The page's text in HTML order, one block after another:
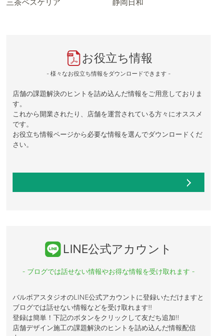
三茶ペスケリア 静岡日和
お役立ち情報
- 様々なお役立ち情報をダウンロードできます -
店舗の課題解決のヒントを詰め込んだ情報をご用意しておりま
す。
これから開業されたり、店舗を運営されている方々にオススメ
です。
お役立ち情報ページから必要な情報を選んでダウンロードくだ
さい。
LINE公式アカウント
- ブログでは話せない情報やお得な情報を受け取れます -
バルボアスタジオのLINE公式アカウントに登録いただけますと
ブログでは話せない情報などを受け取れます!!
登録は簡単！下記のボタンをクリックして友だち追加!!
店舗デザイン施工の課題解決のヒントを詰め込んだ情報配信